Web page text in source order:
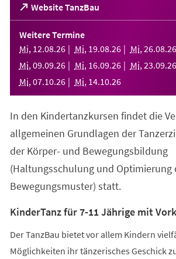
Website TanzBau
(Öffnet
in
einem
neuen
Tab)
Weitere Termine
Mi, 12.08.26 Mi, 19.08.26 Mi, 26.08.26
Mi, 09.09.26 Mi, 16.09.26 Mi, 23.09.26
Mi, 07.10.26 Mi, 14.10.26
In den Kindertanzkursen findet die
allgemeinen Grundlagen der
der Körper- und Bewegungsbildung
(Haltungsschulung und Optimierung
Bewegungsmuster) statt.
KinderTanz für 7-11 Jährige mit
Der TanzBau bietet vor allem Kindern
Möglichkeiten ihr tänzerisches Geschick